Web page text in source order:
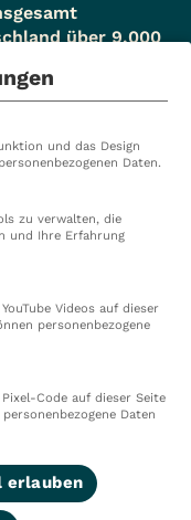
über 9.000
und das Design
Daten.
zu verwalten, die
und Ihre Erfahrung
Videos auf dieser
personenbezogene
Code auf dieser Seite
Daten
erlauben